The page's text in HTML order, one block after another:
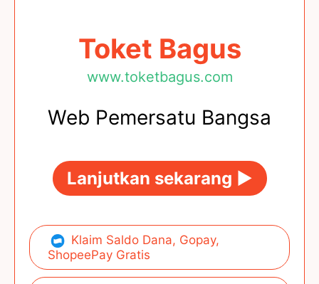
Toket Bagus
www.toketbagus.com
Web Pemersatu Bangsa
Lanjutkan sekarang ►
Klaim Saldo Dana, Gopay,
ShopeePay Gratis